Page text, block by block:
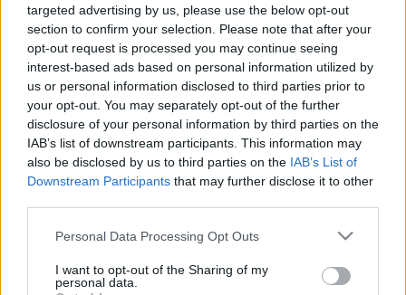
targeted advertising by us, please use the below opt-out
section to confirm your selection. Please note that after your
opt-out request is processed you may continue seeing
interest-based ads based on personal information utilized by
us or personal information disclosed to third parties prior to
your opt-out. You may separately opt-out of the further
disclosure of your personal information by third parties on the
IAB’s list of downstream participants. This information may
also be disclosed by us to third parties on the IAB’s List of
Downstream Participants that may further disclose it to other
Please note that this website/app uses one or more Google
not limited to your visit or usage behaviour. You may click to
grant or deny consent to Google and its third-party tags to
Personal Data Processing Opt Outs
I want to opt-out of the Sharing of my
personal data.
A kosztümök Kreszánkó Viktória munkái. Szabadka
élő "Csáth-tudósa", Dér Zoltán irodalomtörténész
magángyűjteményét ajánlotta a rendezőnek
kutatási forrásként. Sosem látott naplókból, sosem
publikált levelekből készülhetett a produkcióra
Fekete Péter. A szöveget Brestyánszki Boros Rozália
dramaturg dolgozta át.
Bemutató: 2006. március 17., Szabadka. A
budapesti közönség várhatóan március végén, a
Budapesti Tavaszi Fesztivál Fringe Fesztiválja
Csáth Géza: Emma